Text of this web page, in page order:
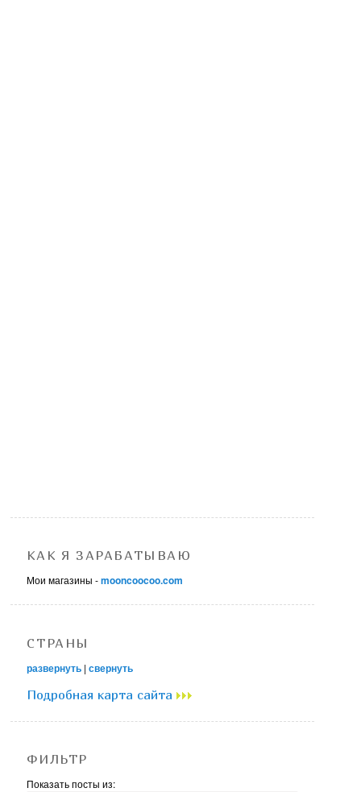
КАК Я ЗАРАБАТЫВАЮ
Мои магазины -mooncoocoo.com
СТРАНЫ
развернуть |свернуть
Подробная карта сайта
ФИЛЬТР
Показать посты из: